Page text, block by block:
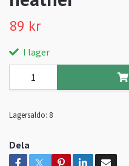
89 kr
I lager
Lagersaldo: 8
Dela